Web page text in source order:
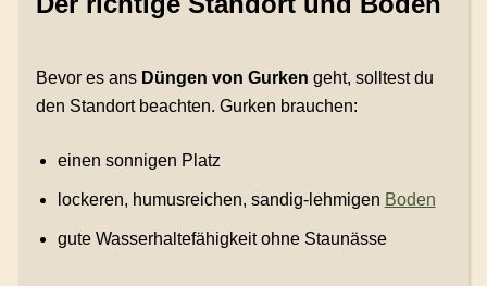
Bevor es ans Düngen von Gurken geht, solltest du
den Standort beachten. Gurken brauchen:
einen sonnigen Platz
lockeren, humusreichen, sandig-lehmigen Boden
gute Wasserhaltefähigkeit ohne Staunässe